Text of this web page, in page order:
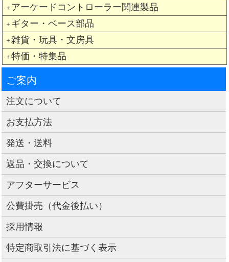
＋ アーケードコントローラー関連製品
＋ ギター・ベース部品
＋ 雑貨・玩具・文房具
＋ 特価・特集品
ご案内
注文について
お支払方法
発送・送料
返品・交換について
アフターサービス
公費掛売（代金後払い）
採用情報
特定商取引法に基づく表示